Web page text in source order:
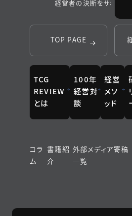
経営者の決断をサポート
TOP PAGE
TCG
REVIEW
とは
100年
経営対
談
経営
メソ
ッド
コラ
ム
書籍紹
介
外部メディア寄稿
一覧